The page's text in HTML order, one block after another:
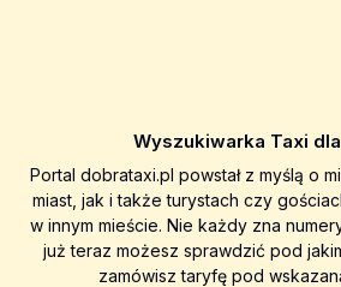
Wyszukiwarka Taxi
Portal dobrataxi.pl powstał z myślą o
miast, jak i także turystach czy
w innym mieście. Nie każdy zna
już teraz możesz sprawdzić pod
zamówisz taryfę pod